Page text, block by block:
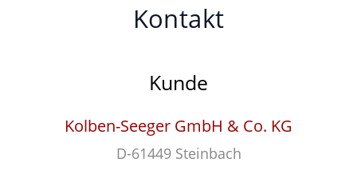
Kontakt
Kunde
Kolben-Seeger GmbH & Co. KG
D-61449 Steinbach